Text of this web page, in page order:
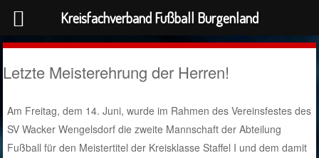
Letzte Meisterehrung der Herren!
Am Freitag, dem 14. Juni, wurde im Rahmen des Vereinsfestes des
SV Wacker Wengelsdorf die zweite Mannschaft der Abteilung
Fußball für den Meistertitel der Kreisklasse Staffel I und dem damit
Kreisfachverband Fußball Burgenland